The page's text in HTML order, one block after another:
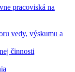
pracoviská na
vedy, výskumu a
činnosti